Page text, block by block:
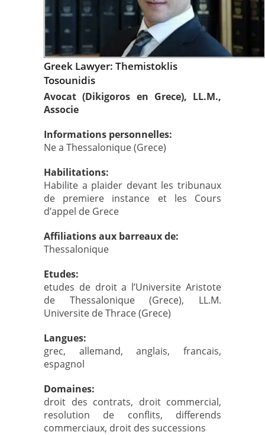
Greek Lawyer: Themistoklis
Tosounidis
Avocat (Dikigoros en Grece), LL.M.,
Associe
Informations personnelles:
Ne a Thessalonique (Grece)
Habilitations:
Habilite a plaider devant les tribunaux
de premiere instance et les Cours
d’appel de Grece
Affiliations aux barreaux de:
Thessalonique
Etudes:
etudes de droit a l’Universite Aristote
de Thessalonique (Grece), LL.M.
Universite de Thrace (Grece)
Langues:
grec, allemand, anglais, francais,
espagnol
Domaines:
droit des contrats, droit commercial,
resolution de conflits, differends
commerciaux, droit des successions